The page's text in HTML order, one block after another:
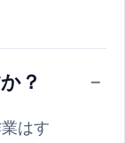
？ −
はす